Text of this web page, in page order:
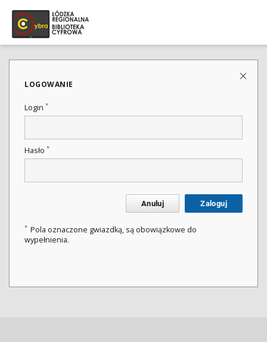
LOGOWANIE
Login *
Hasło *
Anuluj Zaloguj
* Pola oznaczone gwiazdką, są obowiązkowe do
wypełnienia.